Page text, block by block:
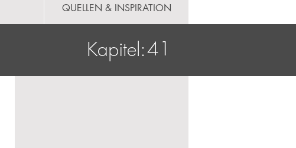
QUELLEN & INSPIRATION
Kapitel:41